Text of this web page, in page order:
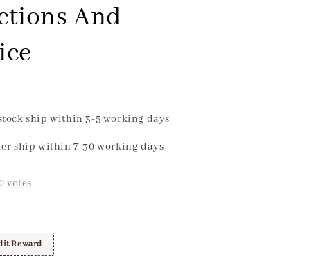
And
ship within 3-5 working days
ship within 7-30 working days
votes
Reward